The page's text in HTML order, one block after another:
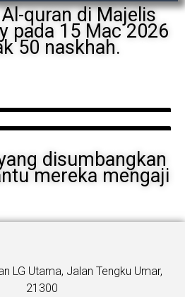
quran di Majelis
pada 15 Mac 2026
50 naskhah.
disumbangkan
mereka mengaji
LG Utama, Jalan Tengku Umar,
21300